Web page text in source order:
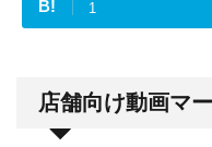
B! 1
店舗向け動画マ